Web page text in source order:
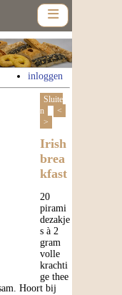
inloggen
Sluite
n
<
>
Irish
brea
kfast
20
pirami
dezakje
s à 2
gram
volle
krachti
ge thee
Hoort bij